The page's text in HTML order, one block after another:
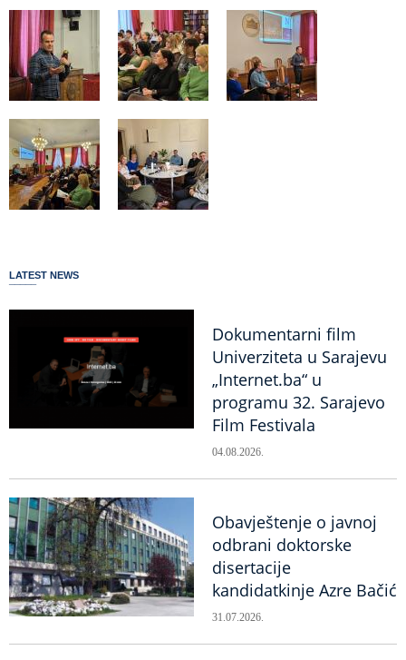
LATEST NEWS
Dokumentarni film
Univerziteta u Sarajevu
„Internet.ba“ u
programu 32. Sarajevo
Film Festivala
04.08.2026.
Obavještenje o javnoj
odbrani doktorske
disertacije
kandidatkinje Azre Bačić
31.07.2026.